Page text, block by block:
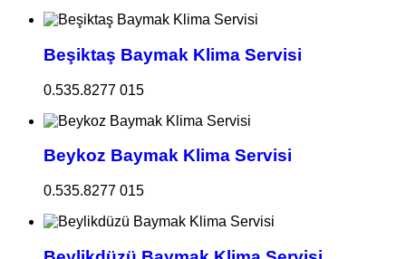
Beşiktaş Baymak Klima Servisi
0.535.8277 015
Beykoz Baymak Klima Servisi
0.535.8277 015